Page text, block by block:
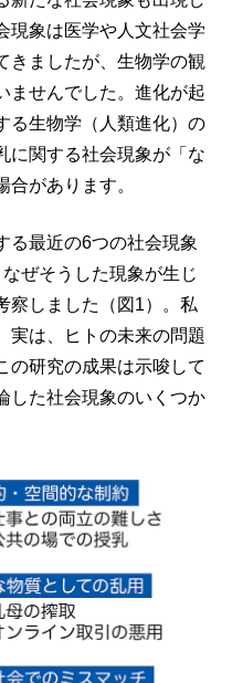
現象は医学や人文社会学
きましたが、生物学の観
ませんでした。進化が起
る生物学（人類進化）の
に関する社会現象が「な
があります。
る最近の6つの社会現象
ぜそうした現象が生じ
察しました（図1）。私
実は、ヒトの未来の問題
の研究の成果は示唆して
した社会現象のいくつか